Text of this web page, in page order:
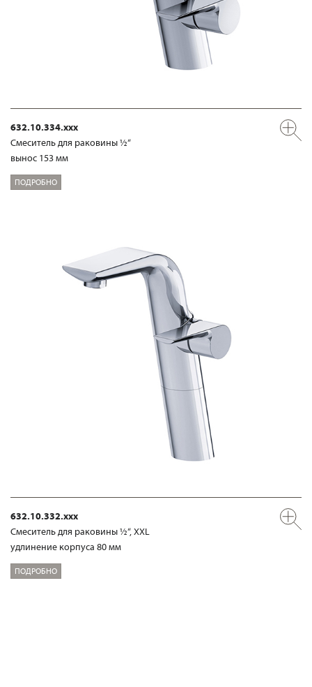
632.10.334.xxx
Смеситель для раковины ½“
вынос 153 мм
ПОДРОБНО
632.10.332.xxx
Смеситель для раковины ½“, XXL
удлинение корпуса 80 мм
ПОДРОБНО